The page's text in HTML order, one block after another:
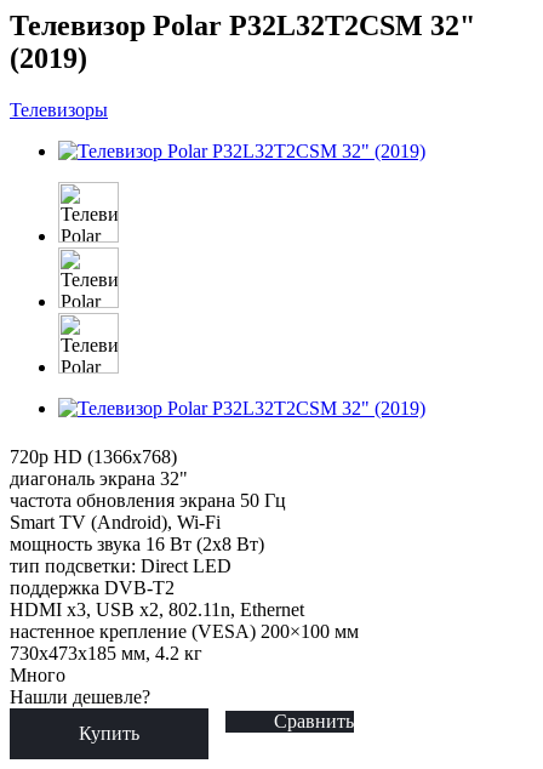
Телевизор Polar P32L32T2CSM 32"
(2019)
Телевизоры
720p HD (1366x768)
диагональ экрана 32"
частота обновления экрана 50 Гц
Smart TV (Android), Wi-Fi
мощность звука 16 Вт (2х8 Вт)
тип подсветки: Direct LED
поддержка DVB-T2
HDMI x3, USB x2, 802.11n, Ethernet
настенное крепление (VESA) 200×100 мм
730x473x185 мм, 4.2 кг
Много
Нашли дешевле?
Купить
Сравнить